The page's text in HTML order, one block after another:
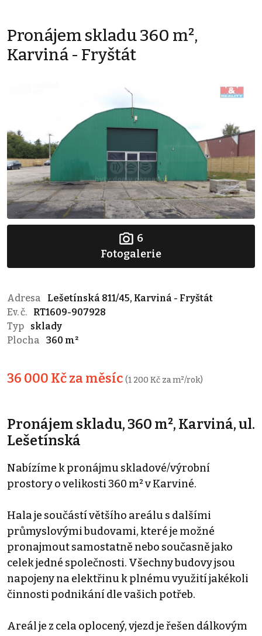
Pronájem skladu 360 m²,
Karviná - Fryštát
6
Fotogalerie
Adresa
Lešetínská 811/45, Karviná - Fryštát
Ev. č.
RT1609-907928
Typ
sklady
Plocha
360 m²
36 000 Kč za měsíc (1 200 Kč za m²/rok)
Pronájem skladu, 360 m², Karviná, ul.
Lešetínská
Nabízíme k pronájmu skladové/výrobní
prostory o velikosti 360 m² v Karviné.
Hala je součástí většího areálu s dalšími
průmyslovými budovami, které je možné
pronajmout samostatně nebo současně jako
celek jedné společnosti. Všechny budovy jsou
napojeny na elektřinu k plnému využití jakékoli
činnosti podnikání dle vašich potřeb.
Areál je z cela oplocený, vjezd je řešen dálkovým